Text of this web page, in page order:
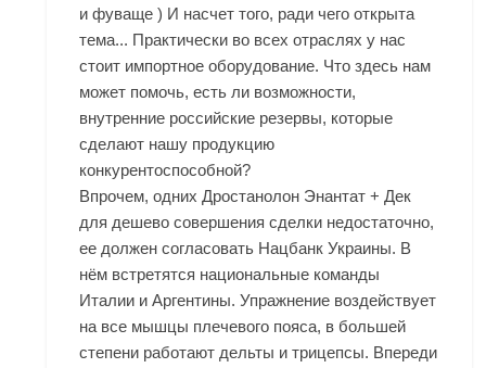
и фуваще ) И насчет того, ради чего открыта
тема... Практически во всех отраслях у нас
стоит импортное оборудование. Что здесь нам
может помочь, есть ли возможности,
внутренние российские резервы, которые
сделают нашу продукцию
конкурентоспособной?
Впрочем, одних Дростанолон Энантат + Дек
для дешево совершения сделки недостаточно,
ее должен согласовать Нацбанк Украины. В
нём встретятся национальные команды
Италии и Аргентины. Упражнение воздействует
на все мышцы плечевого пояса, в большей
степени работают дельты и трицепсы. Впереди